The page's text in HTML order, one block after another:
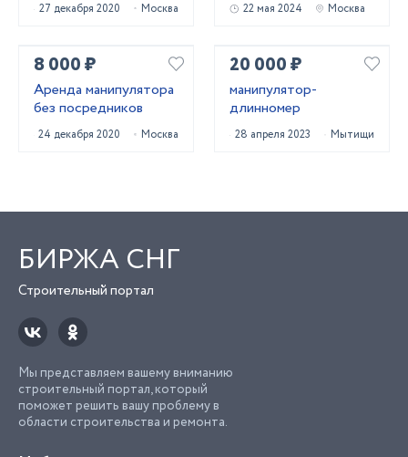
27 декабря 2020 Москва 22 мая 2024 Москва
8 000 ₽
Аренда манипулятора
без посредников
24 декабря 2020 Москва
20 000 ₽
манипулятор-
длинномер
28 апреля 2023 Мытищи
БИРЖА СНГ
Строительный портал
Мы представляем вашему вниманию
строительный портал, который
поможет решить вашу проблему в
области строительства и ремонта.